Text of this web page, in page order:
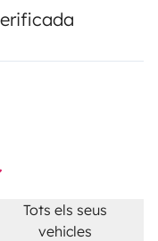
Tots els seus
vehicles